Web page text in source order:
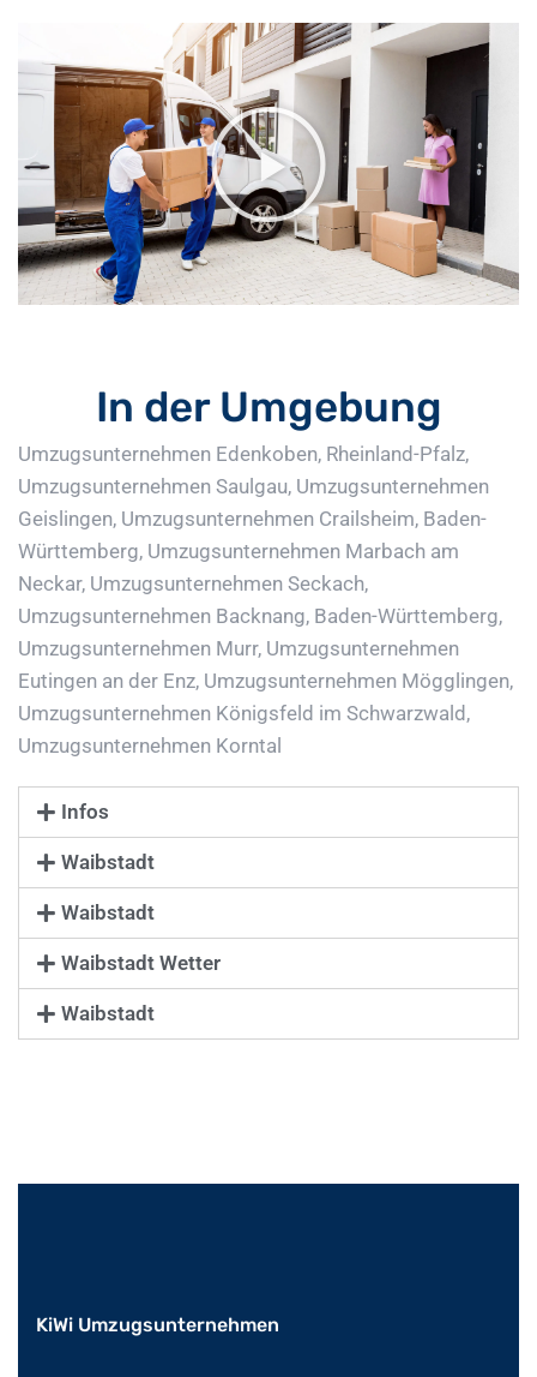
In der Umgebung
Umzugsunternehmen Edenkoben, Rheinland-Pfalz,
Umzugsunternehmen Saulgau, Umzugsunternehmen
Geislingen, Umzugsunternehmen Crailsheim, Baden-
Württemberg, Umzugsunternehmen Marbach am
Neckar, Umzugsunternehmen Seckach,
Umzugsunternehmen Backnang, Baden-Württemberg,
Umzugsunternehmen Murr, Umzugsunternehmen
Eutingen an der Enz, Umzugsunternehmen Mögglingen,
Umzugsunternehmen Königsfeld im Schwarzwald ,
Umzugsunternehmen Korntal
Infos
Waibstadt
Waibstadt
Waibstadt Wetter
Waibstadt
KiWi Umzugsunternehmen